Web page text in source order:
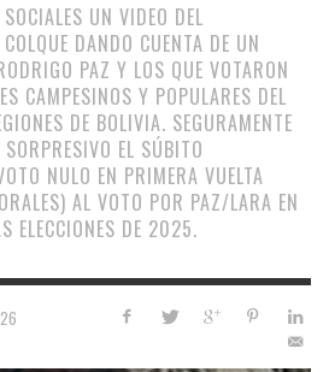
UN VIDEO DEL
DANDO CUENTA DE UN
PAZ Y LOS QUE VOTARON
CAMPESINOS Y POPULARES DEL
DE BOLIVIA. SEGURAMENTE
EL SÚBITO
NULO EN PRIMERA VUELTA
AL VOTO POR PAZ/LARA EN
ELECCIONES DE 2025.